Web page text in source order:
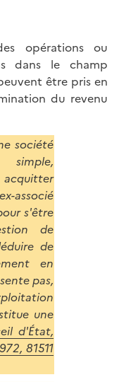
opérations ou
dans le champ
être pris en
du revenu
société
associé
s'être
de
de
en
pas,
une
d'État,
81511